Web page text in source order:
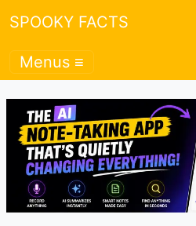
SPOOKY FACTS
Menus ≡